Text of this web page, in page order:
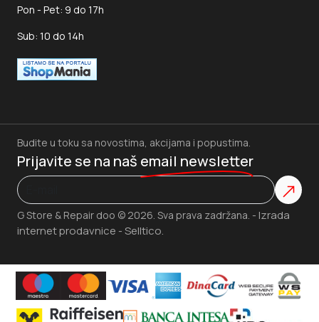
Pon - Pet: 9 do 17h
Sub: 10 do 14h
G Store & Repair doo © 2026. Sva prava zadržana. - Izrada
internet prodavnice - Selltico.
Budite u toku sa novostima, akcijama i popustima.
Prijavite se na naš email newsletter